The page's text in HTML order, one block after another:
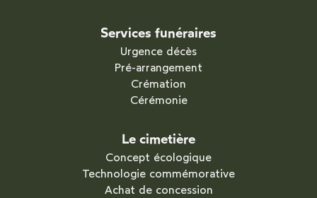
Services funéraires
Urgence décès
Pré-arrangement
Crémation
Cérémonie
Le cimetière
Concept écologique
Technologie commémorative
Achat de concession